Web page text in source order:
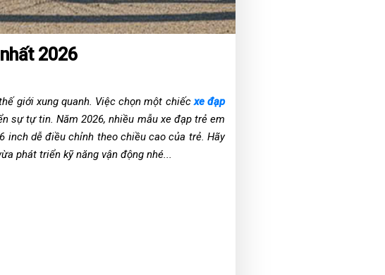
2026
giới xung quanh. Việc chọn một chiếcxe đạp
sự tự tin. Năm 2026, nhiều mẫu xe đạp trẻ em
inch dễ điều chỉnh theo chiều cao của trẻ. Hãy
phát triển kỹ năng vận động nhé...